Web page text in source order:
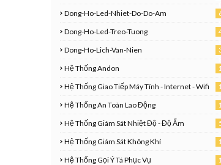
Dong-Ho-Led-Nhiet-Do-Do-Am
Dong-Ho-Led-Treo-Tuong
Dong-Ho-Lich-Van-Nien
Hệ Thống Andon 1
Hệ Thống Giao Tiếp Máy Tính - Internet - Wifi 1
Hệ Thống An Toàn Lao Động 1
Hệ Thống Giám Sát Nhiệt Độ - Độ Ẩm
Hệ Thống Giám Sát Không Khí 1
Hệ Thống Gọi Ý Tá Phục Vụ 1